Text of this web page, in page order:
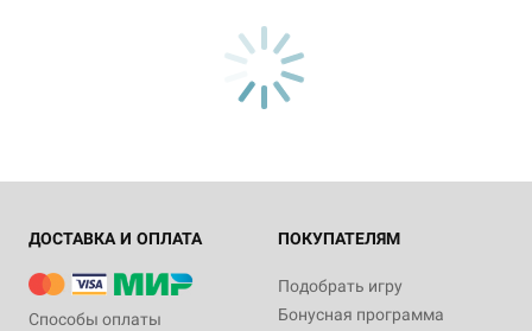
ДОСТАВКА И ОПЛАТА
Способы оплаты
ПОКУПАТЕЛЯМ
Подобрать игру
Бонусная программа